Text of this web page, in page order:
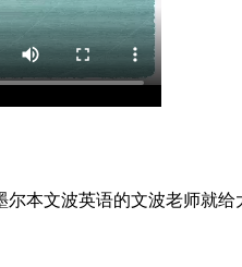
本文波英语的文波老师就给